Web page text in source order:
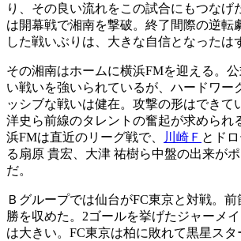
り、その良い流れをこの試合にもつなげ
は開幕戦で湘南を撃破。終了間際の逆転
した戦いぶりは、大きな自信となったは
その湘南はホームに横浜FMを迎える。
い戦いを強いられているが、ハードワー
ッシブな戦いは健在。攻撃の形はできて
洋史ら前線のタレントの奮起が求められ
浜FMは直近のリーグ戦で、
川崎Ｆ とド
る扇原 貴宏、大津 祐樹ら中盤の出来が
だ。
Ｂグループでは仙台がFC東京と対戦。
勝を収めた。2ゴールを挙げたジャーメ
は大きい。FC東京は柏に敗れて黒星スタ